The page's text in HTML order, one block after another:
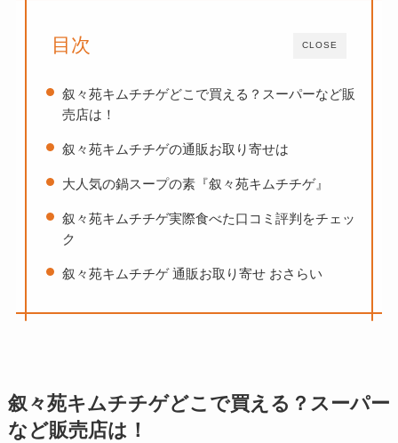
CLOSE
目次
叙々苑キムチチゲどこで買える？スーパーなど販
売店は！
叙々苑キムチチゲの通販お取り寄せは
大人気の鍋スープの素『叙々苑キムチチゲ』
叙々苑キムチチゲ実際食べた口コミ評判をチェッ
ク
叙々苑キムチチゲ 通販お取り寄せ おさらい
叙々苑キムチチゲどこで買える？スーパー
など販売店は！